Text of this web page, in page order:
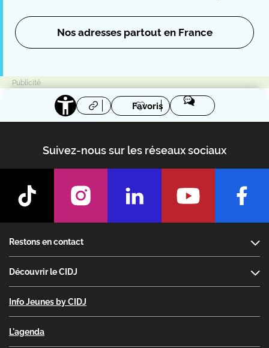
Nos adresses partout en France
Favoris
Suivez-nous sur les réseaux sociaux
Restons en contact
Découvrir le CIDJ
Info Jeunes by CIDJ
L'agenda